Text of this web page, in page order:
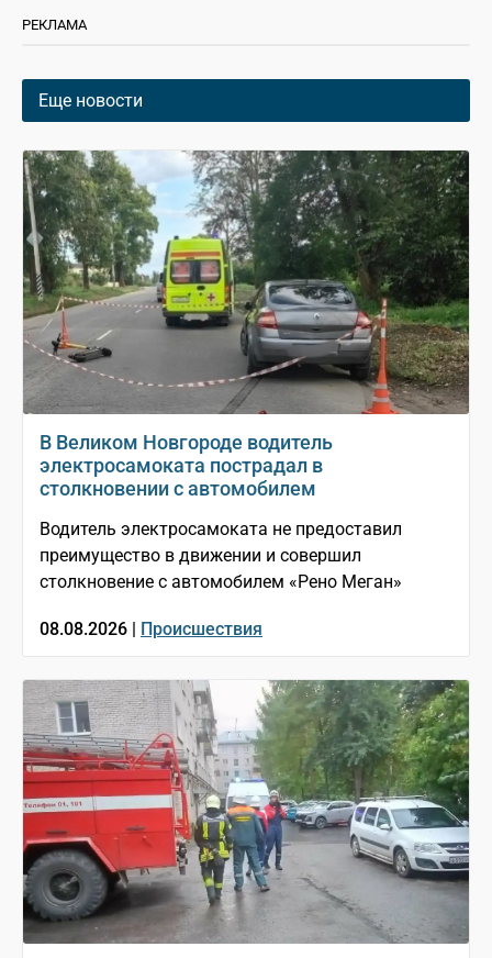
РЕКЛАМА
Еще новости
В Великом Новгороде водитель
электросамоката пострадал в
столкновении с автомобилем
Водитель электросамоката не предоставил
преимущество в движении и совершил
столкновение с автомобилем «Рено Меган»
08.08.2026 | Происшествия